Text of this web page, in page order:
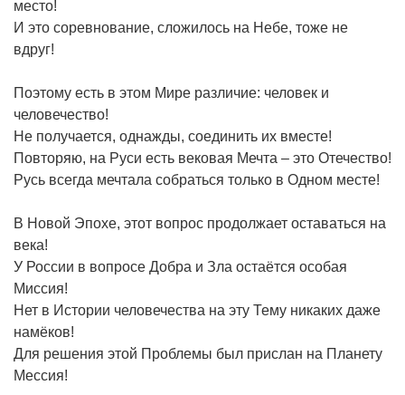
место!
И это соревнование, сложилось на Небе, тоже не
вдруг!
Поэтому есть в этом Мире различие: человек и
человечество!
Не получается, однажды, соединить их вместе!
Повторяю, на Руси есть вековая Мечта – это Отечество!
Русь всегда мечтала собраться только в Одном месте!
В Новой Эпохе, этот вопрос продолжает оставаться на
века!
У России в вопросе Добра и Зла остаётся особая
Миссия!
Нет в Истории человечества на эту Тему никаких даже
намёков!
Для решения этой Проблемы был прислан на Планету
Мессия!